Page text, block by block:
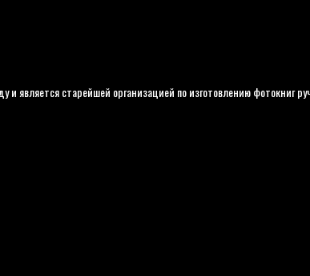
является старейшей организацией по изготовлению фотокниг